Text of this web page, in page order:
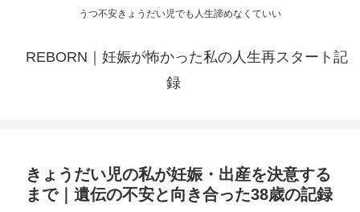
うつ不安きょうだい児でも人生諦めなくていい
REBORN｜妊娠が怖かった私の人生再スタート記
録
きょうだい児の私が妊娠・出産を決意する
まで｜遺伝の不安と向き合った38歳の記録